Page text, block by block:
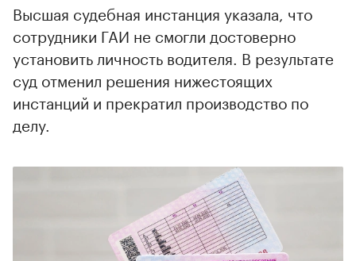
Высшая судебная инстанция указала, что
сотрудники ГАИ не смогли достоверно
установить личность водителя. В результате
суд отменил решения нижестоящих
инстанций и прекратил производство по
делу.